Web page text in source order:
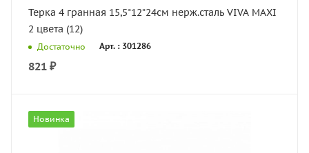
Терка 4 гранная 15,5*12*24см нерж.сталь VIVA MAXI
2 цвета (12)
Достаточно Арт. : 301286
821 ₽
Новинка